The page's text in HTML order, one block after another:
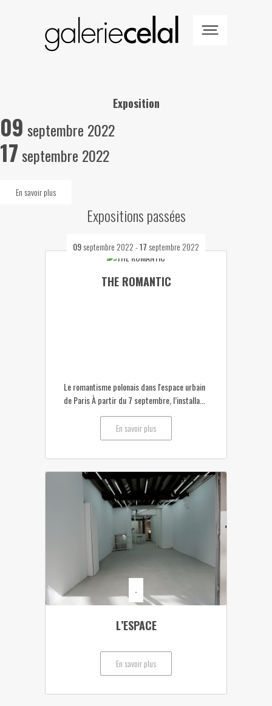
Exposition
09 septembre 2022
17septembre 2022
En savoir plus
Expositions passées
09septembre 2022-17 septembre 2022
THE ROMANTIC
Le romantisme polonais dans l'espace urbain
de Paris À partir du 7 septembre, l’installa...
En savoir plus
-
L’ESPACE
En savoir plus